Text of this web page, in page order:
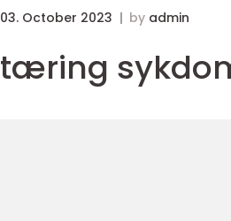
03. October 2023 by admin
tæring